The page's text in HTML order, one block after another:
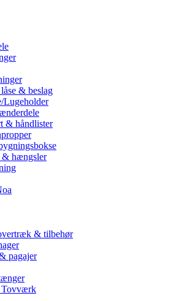
& beslag
Lugeholder
& håndlister
& hængsler
& tilbehør
pagajer
Tovværk